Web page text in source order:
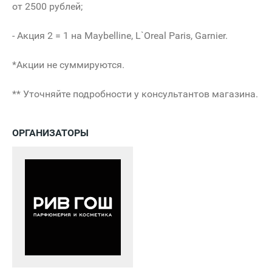
от 2500 рублей;
- Акция 2 = 1 на Maybelline, L`Oreal Paris, Garnier.
*Акции не суммируются.
** Уточняйте подробности у консультантов магазина.
ОРГАНИЗАТОРЫ